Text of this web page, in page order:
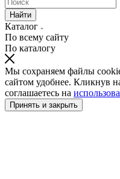
Найти
Каталог
По всему сайту
По каталогу
Мы сохраняем файлы
сайтом удобнее. Кликнув
соглашаетесь на
Принять и закрыть